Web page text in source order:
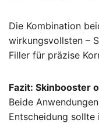
Die Kombination
wirkungsvollsten –
Filler für präzise
Fazit: Skinbooster
Beide
Entscheidung